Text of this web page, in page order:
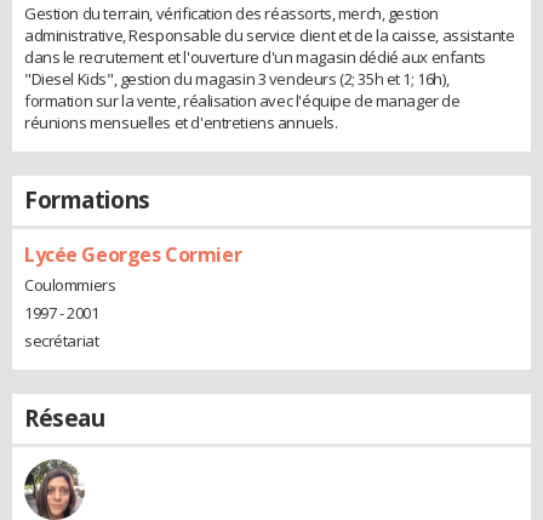
Gestion du terrain, vérification des réassorts, merch, gestion
administrative, Responsable du service client et de la caisse, assistante
dans le recrutement et l'ouverture d'un magasin dédié aux enfants
"Diesel Kids", gestion du magasin 3 vendeurs (2; 35h et 1; 16h),
formation sur la vente, réalisation avec l'équipe de manager de
réunions mensuelles et d'entretiens annuels.
Formations
Lycée Georges Cormier
Coulommiers
1997 - 2001
secrétariat
Réseau